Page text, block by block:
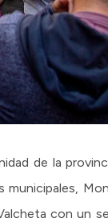
de la
con un